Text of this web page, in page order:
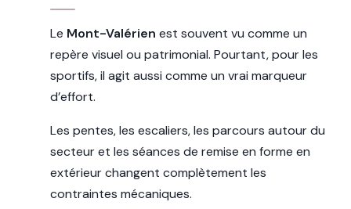
Le Mont-Valérien est souvent vu comme un
repère visuel ou patrimonial. Pourtant, pour les
sportifs, il agit aussi comme un vrai marqueur
d’effort.
Les pentes, les escaliers, les parcours autour du
secteur et les séances de remise en forme en
extérieur changent complètement les
contraintes mécaniques.